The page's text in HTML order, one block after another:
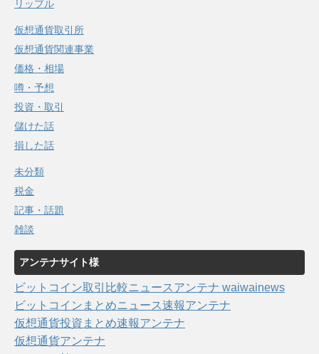
リップル
仮想通貨取引所
仮想通貨関連事業
価格・相場
噂・予想
投資・取引
儲けた話
損した話
未分類
税金
記事・話題
雑談
アンテナサイト様
ビットコイン取引比較ニュースアンテナ waiwainews
ビットコインまとめニュース速報アンテナ
仮想通貨投資まとめ速報アンテナ
仮想通貨アンテナ